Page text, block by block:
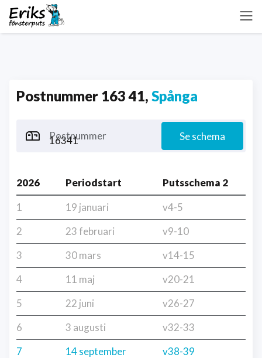
Postnummer 163 41, Spånga
Postnummer Se schema
2026 Periodstart
Putsschema 2
1
19 januari
v4-5
2
23 februari
v9-10
3
30 mars
v14-15
4
11 maj
v20-21
5
22 juni
v26-27
6
3 augusti
v32-33
7
14 september
v38-39